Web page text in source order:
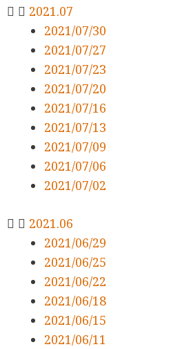
2021.07
2021/07/30
2021/07/27
2021/07/23
2021/07/20
2021/07/16
2021/07/13
2021/07/09
2021/07/06
2021/07/02
2021.06
2021/06/29
2021/06/25
2021/06/22
2021/06/18
2021/06/15
2021/06/11